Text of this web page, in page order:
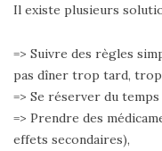
Il existe plusieurs
=> Suivre des règles
pas dîner trop tard,
=> Se réserver du
=> Prendre des
effets secondaires),